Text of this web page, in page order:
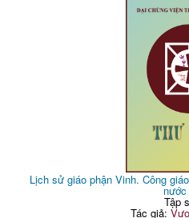
Lịch sử giáo phận Vinh. Công
nước
Tập
Tác giả: